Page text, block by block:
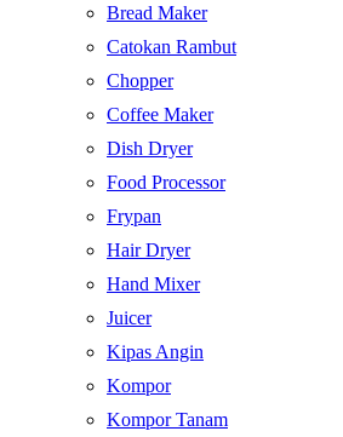
Bread Maker
Catokan Rambut
Chopper
Coffee Maker
Dish Dryer
Food Processor
Frypan
Hair Dryer
Hand Mixer
Juicer
Kipas Angin
Kompor
Kompor Tanam